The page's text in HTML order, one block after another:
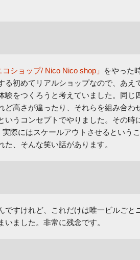
コショップ/ Nico Nico shop」
をやった
る初めてリアルショップなので、あえ
験をつくろうと考えていました。同じ
ど高さが違ったり、それらを組み合わ
いうコンセプトでやりました。その時
際にはスケールアウトさせるという
、そんな笑い話があります。
ですけれど、これだけは唯一ビルごと
ました。非常に残念です。